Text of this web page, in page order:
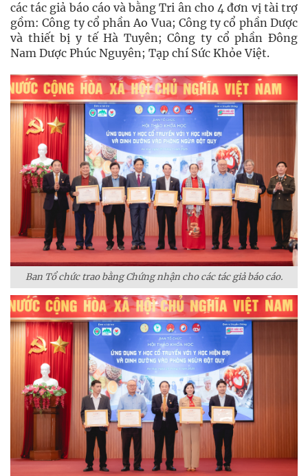
các tác giả báo cáo và bằng Tri ân cho 4 đơn vị tài trợ
gồm: Công ty cổ phần Ao Vua; Công ty cổ phần Dược
và thiết bị y tế Hà Tuyên; Công ty cổ phần Đông
Nam Dược Phúc Nguyên; Tạp chí Sức Khỏe Việt.
Ban Tổ chức trao bằng Chứng nhận cho các tác giả báo cáo.